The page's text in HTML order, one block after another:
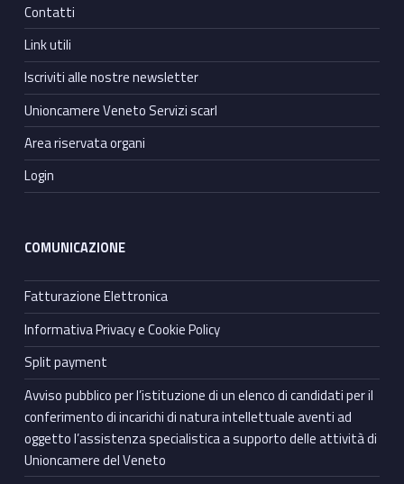
Contatti
Link utili
Iscriviti alle nostre newsletter
Unioncamere Veneto Servizi scarl
Area riservata organi
Login
COMUNICAZIONE
Fatturazione Elettronica
Informativa Privacy e Cookie Policy
Split payment
Avviso pubblico per l’istituzione di un elenco di candidati per il
conferimento di incarichi di natura intellettuale aventi ad
oggetto l’assistenza specialistica a supporto delle attività di
Unioncamere del Veneto